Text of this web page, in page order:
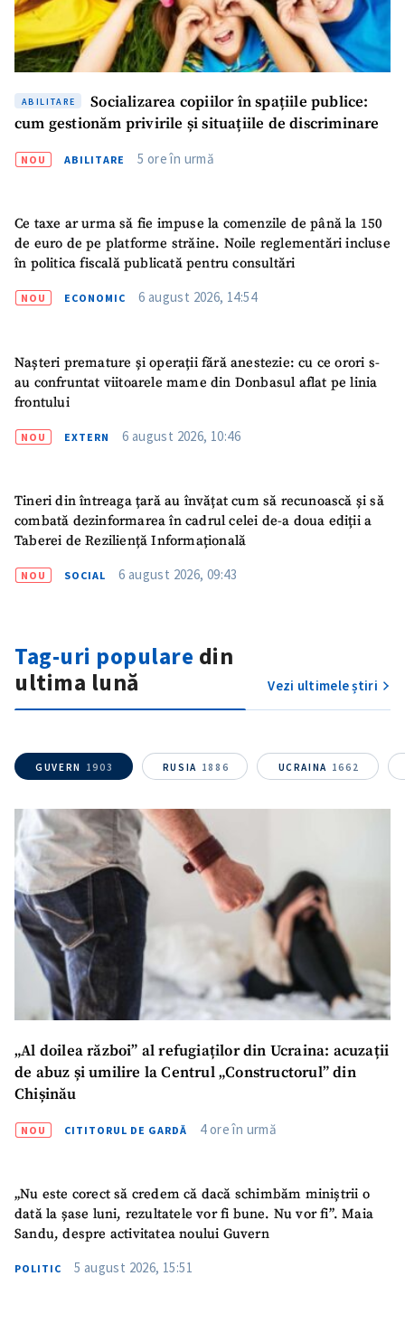
ABILITARE
Socializarea copiilor în spațiile publice:
cum gestionăm privirile și situațiile de discriminare
NOU ABILITARE 5 ore în urmă
Ce taxe ar urma să fie impuse la comenzile de până la 150
de euro de pe platforme străine. Noile reglementări incluse
în politica fiscală publicată pentru consultări
NOU ECONOMIC 6 august 2026, 14:54
Nașteri premature și operații fără anestezie: cu ce orori s-
au confruntat viitoarele mame din Donbasul aflat pe linia
frontului
NOU EXTERN 6 august 2026, 10:46
Tineri din întreaga țară au învățat cum să recunoască și să
combată dezinformarea în cadrul celei de-a doua ediții a
Taberei de Reziliență Informațională
NOU SOCIAL 6 august 2026, 09:43
Tag-uri populare din
ultima lună
Vezi ultimele știri
GUVERN 1903 RUSIA 1886 UCRAINA 1662
„Al doilea război” al refugiaților din Ucraina: acuzații
de abuz și umilire la Centrul „Constructorul” din
Chișinău
NOU CITITORUL DE GARDĂ 4 ore în urmă
„Nu este corect să credem că dacă schimbăm miniștrii o
dată la șase luni, rezultatele vor fi bune. Nu vor fi”. Maia
Sandu, despre activitatea noului Guvern
POLITIC 5 august 2026, 15:51
ȘTIREA MEA
Titlu știre+ Adaugă titlu
Fotografie
+ Încarcă imagine
Link media+ Link media
Mesajul știrei
+ Mesajul știrei
Nume+ Numele meu